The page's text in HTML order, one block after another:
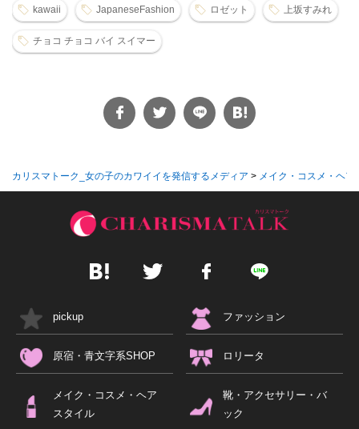
kawaii JapaneseFashion ロゼット 上坂すみれ
チョコ チョコ バイ スイマー
カリスマトーク_女の子のカワイイを発信するメディア > メイク・コスメ・ヘア
pickup ファッション
原宿・青文字系SHOP ロリータ
メイク・コスメ・ヘア
スタイル
靴・アクセサリー・バ
ック